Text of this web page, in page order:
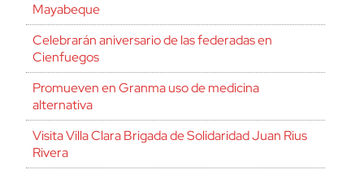
Mayabeque
Celebrarán aniversario de las federadas en
Cienfuegos
Promueven en Granma uso de medicina
alternativa
Visita Villa Clara Brigada de Solidaridad Juan Rius
Rivera